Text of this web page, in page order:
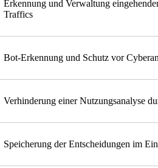
Erkennung und Verwaltung
Traffics
Bot-Erkennung und Schutz vor
Verhinderung einer Nutzungsanalyse
Speicherung der Entscheidungen im